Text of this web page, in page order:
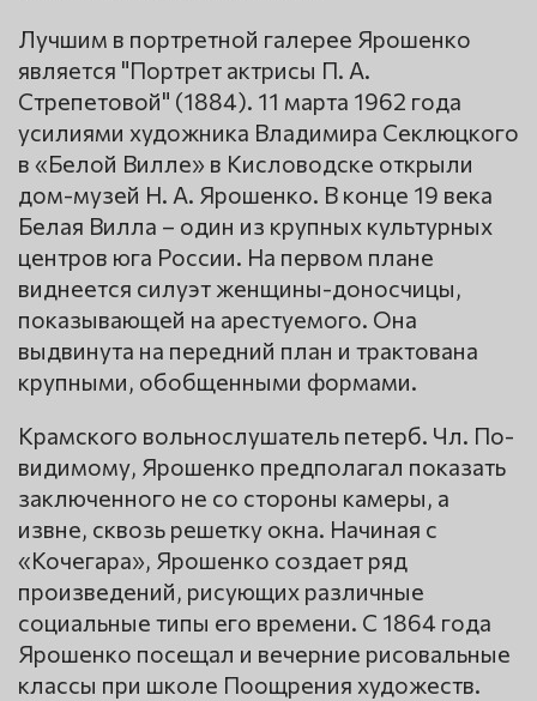
Лучшим в портретной галерее Ярошенко
является "Портрет актрисы П. А.
Стрепетовой" (1884). 11 марта 1962 года
усилиями художника Владимира Секлюцкого
в «Белой Вилле» в Кисловодске открыли
дом-музей Н. А. Ярошенко. В конце 19 века
Белая Вилла – один из крупных культурных
центров юга России. На первом плане
виднеется силуэт женщины-доносчицы,
показывающей на арестуемого. Она
выдвинута на передний план и трактована
крупными, обобщенными формами.
Крамского вольнослушатель петерб. Чл. По-
видимому, Ярошенко предполагал показать
заключенного не со стороны камеры, а
извне, сквозь решетку окна. Начиная с
«Кочегара», Ярошенко создает ряд
произведений, рисующих различные
социальные типы его времени. С 1864 года
Ярошенко посещал и вечерние рисовальные
классы при школе Поощрения художеств.